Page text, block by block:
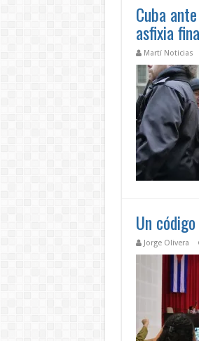
Cuba
asfixia
Martí Noticias
Un
Jorge Olivera